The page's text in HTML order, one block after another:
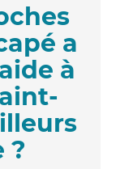
a
à
?